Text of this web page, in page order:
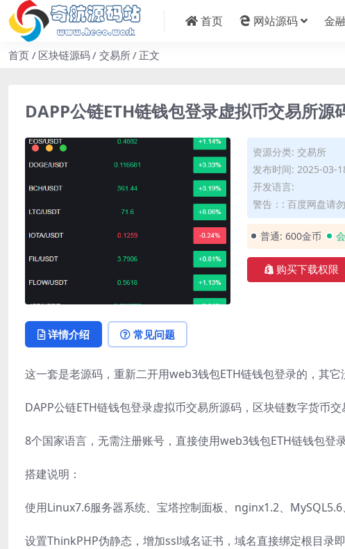
首页 网站源码 金
首页 区块链源码 交易所 正文
DAPP公链ETH链钱包登录虚拟币交易所源
资源分类: 交易所
发布时间: 2025-03-
开发语言:
警告：: 百度网盘请
普通: 600金币
购买下载权限
详情介绍 常见问题
这一套是老源码，重新二开用web3钱包ETH链钱包登录的，其它
DAPP公链ETH链钱包登录虚拟币交易所源码，区块链数字货币
8个国家语言，无需注册账号，直接使用web3钱包ETH链钱包登
搭建说明：
使用Linux7.6服务器系统、宝塔控制面板、nginx1.2、
设置ThinkPHP伪静态，增加ssl域名证书，域名直接绑定根目录